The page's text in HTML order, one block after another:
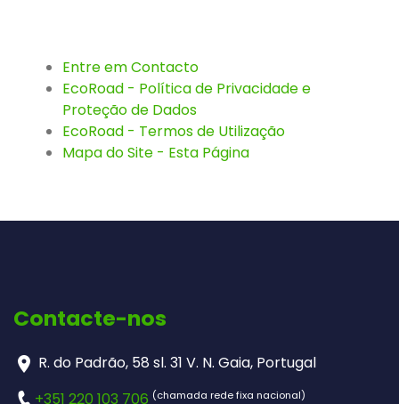
Entre em Contacto
EcoRoad - Política de Privacidade e
Proteção de Dados
EcoRoad - Termos de Utilização
Mapa do Site - Esta Página
Contacte-nos
R. do Padrão, 58 sl. 31 V. N. Gaia, Portugal
+351 220 103 706 (chamada rede fixa nacional)